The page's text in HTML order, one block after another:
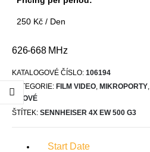
250 Kč / Den
626-668 MHz
KATALOGOVÉ ČÍSLO: 106194
KATEGORIE: FILM VIDEO, MIKROPORTY,
SÍŤOVÉ
ŠTÍTEK: SENNHEISER 4X EW 500 G3
Start Date